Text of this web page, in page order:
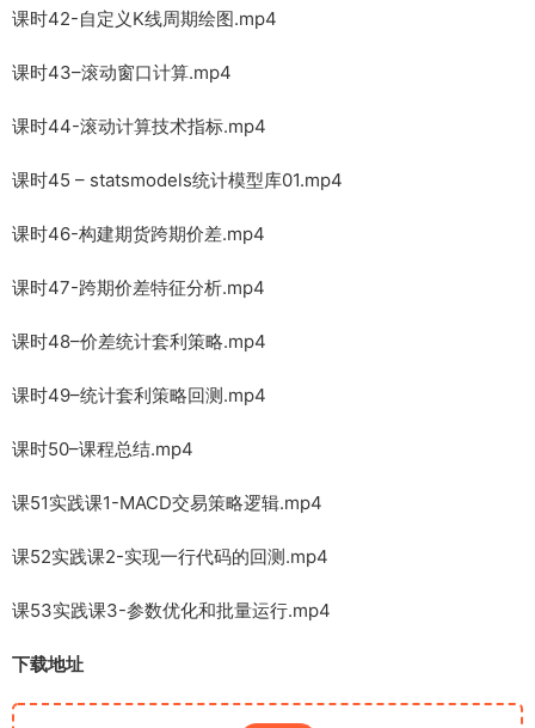
课时42-自定义K线周期绘图.mp4
课时43–滚动窗口计算.mp4
课时44-滚动计算技术指标.mp4
课时45 – statsmodels统计模型库01.mp4
课时46-构建期货跨期价差.mp4
课时47-跨期价差特征分析.mp4
课时48–价差统计套利策略.mp4
课时49–统计套利策略回测.mp4
课时50–课程总结.mp4
课51实践课1-MACD交易策略逻辑.mp4
课52实践课2-实现一行代码的回测.mp4
课53实践课3-参数优化和批量运行.mp4
下载地址